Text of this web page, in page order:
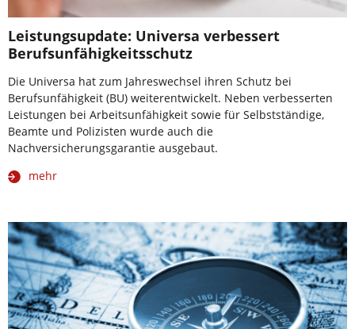
Leistungsupdate: Universa verbessert
Berufsunfähigkeitsschutz
Die Universa hat zum Jahreswechsel ihren Schutz bei
Berufsunfähigkeit (BU) weiterentwickelt. Neben verbesserten
Leistungen bei Arbeitsunfähigkeit sowie für Selbstständige,
Beamte und Polizisten wurde auch die
Nachversicherungsgarantie ausgebaut.
mehr